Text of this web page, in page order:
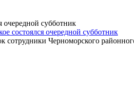
состоялся очередной субботник
сотрудники Черноморского